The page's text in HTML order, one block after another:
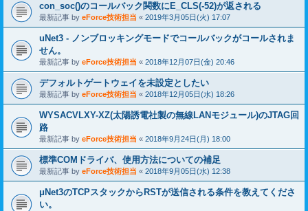
con_soc()のコールバック関数にE_CLS(-52)が返される
最新記事 by eForce技術担当 « 2019年3月05日(火) 17:07
uNet3 - ノンブロッキングモードでコールバックがコールされま
せん。
最新記事 by eForce技術担当 « 2018年12月07日(金) 20:46
デフォルトゲートウェイを未設定としたい
最新記事 by eForce技術担当 « 2018年12月05日(水) 18:26
WYSACVLXY-XZ(太陽誘電社製の無線LANモジュール)のJTAG回
路
最新記事 by eForce技術担当 « 2018年9月24日(月) 18:00
標準COMドライバ、使用方法についての補足
最新記事 by eForce技術担当 « 2018年9月05日(水) 12:38
μNet3のTCPスタックからRSTが送信される条件を教えてくださ
い。